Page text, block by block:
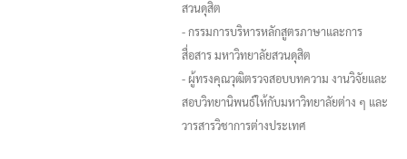
สวนดุสิต
- กรรมการบริหารหลักสูตรภาษาและการ
สื่อสาร มหาวิทยาลัยสวนดุสิต
- ผู้ทรงคุณวุฒิตรวจสอบบทความ งานวิจัยและ
สอบวิทยานิพนธ์ให้กับมหาวิทยาลัยต่าง ๆ และ
วารสารวิชาการต่างประเทศ